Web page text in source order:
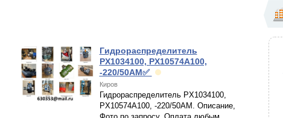
Гидрораспределитель
PX1034100, PX10574A100,
-220/50AM✅
Киров
Гидрораспределитель PX1034100,
PX10574A100, -220/50AM. Описание,